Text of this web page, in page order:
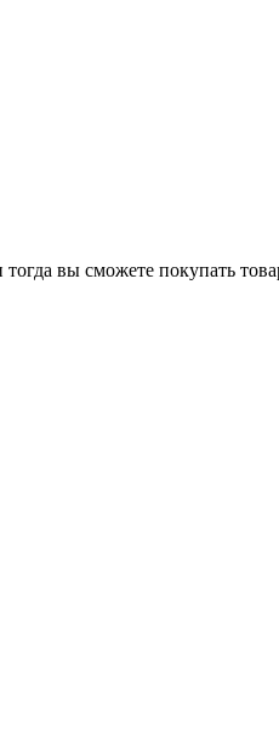
вы сможете покупать